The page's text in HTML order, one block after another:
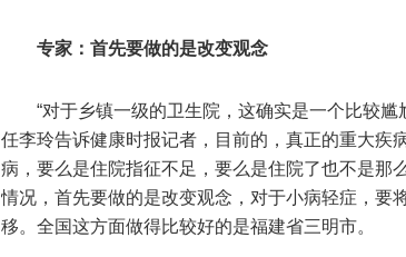
专家：首先要做的是改变观念
“对于乡镇一级的卫生院，这确实是一个比较
任李玲告诉健康时报记者，目前的，真正的重大疾
病，要么是住院指征不足，要么是住院了也不是那
情况，首先要做的是改变观念，对于小病轻症，要
移。全国这方面做得比较好的是福建省三明市。